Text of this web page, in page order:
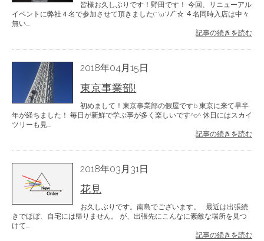
皆様お久しぶりです！野田です！ 今回、リニューアル
イベントに弊社４名で参加させて頂きました(*’ω’ﾉﾉﾞ☆ ４名同時入店は中々
無い...
記事の続きを読む
2018年04月15日
東京事業部!
初めまして！東京事業部の假屋ですb 東京に来て早半
年が経ちました！ 毎日が新鮮で学ぶ事が多く楽しいです^o^ 休日にはスカイ
ツリーも見...
記事の続きを読む
2018年03月31日
花見
お久しぶりです。南島でございます。 最近は出張続
きでほぼ、自宅には帰りません。 が、出張先にこんなに素敵な場所を見つ
けて...
記事の続きを読む